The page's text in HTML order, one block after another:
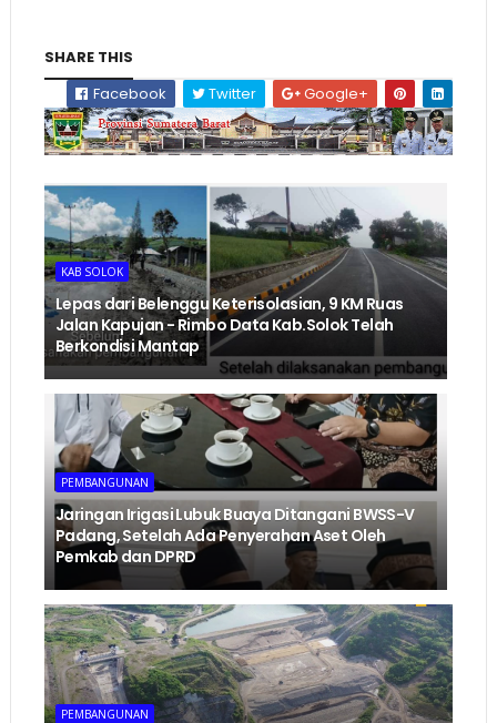
SHARE THIS
Facebook
Twitter Google+
KAB SOLOK
Lepas dari Belenggu Keterisolasian, 9 KM Ruas
Jalan Kapujan - Rimbo Data Kab.Solok Telah
Berkondisi Mantap
PEMBANGUNAN
Jaringan Irigasi Lubuk Buaya Ditangani BWSS-V
Padang, Setelah Ada Penyerahan Aset Oleh
Pemkab dan DPRD
PEMBANGUNAN